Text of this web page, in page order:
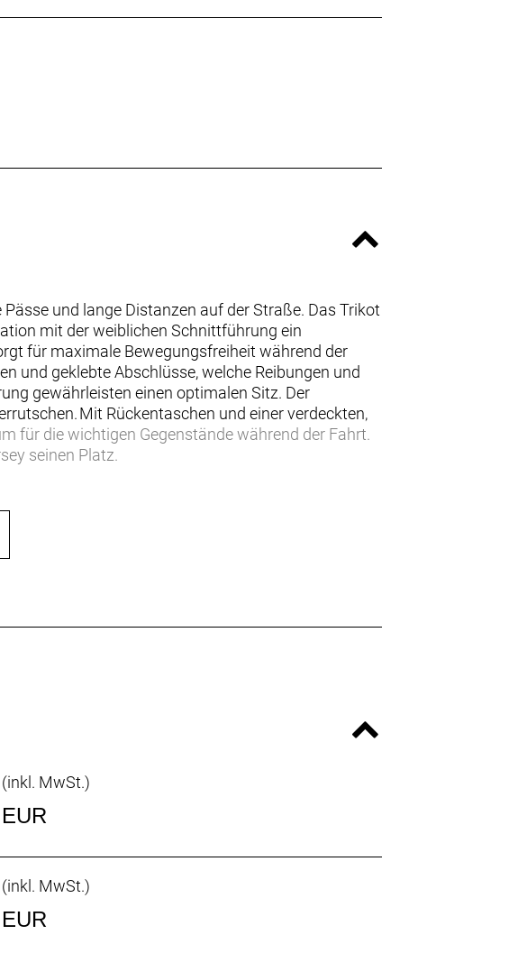
und lange Distanzen auf der Straße. Das Trikot
mit der weiblichen Schnittführung ein
für maximale Bewegungsfreiheit während der
und geklebte Abschlüsse, welche Reibungen und
gewährleisten einen optimalen Sitz. Der
Mit Rückentaschen und einer verdeckten,
für die wichtigen Gegenstände während der Fahrt.
seinen Platz.
MwSt.)
MwSt.)